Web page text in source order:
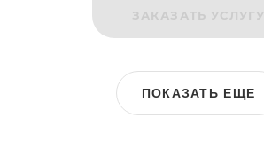
ЗАКАЗАТЬ УСЛУГУ
ПОКАЗАТЬ ЕЩЕ